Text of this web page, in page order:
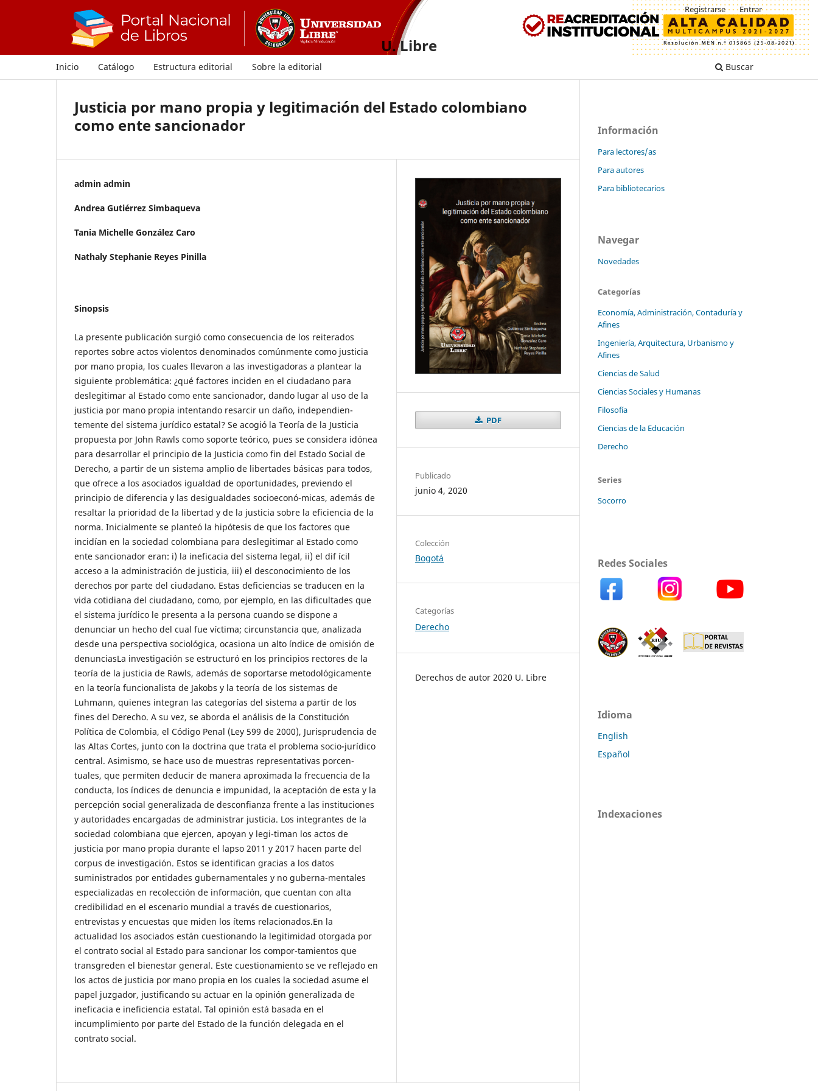
U. Libre
Inicio Catálogo Estructura editorial Sobre la editorial Buscar
Registrarse Entrar
Justicia por mano propia y legitimación del Estado colombiano
como ente sancionador
admin admin
Andrea Gutiérrez Simbaqueva
Tania Michelle González Caro
Nathaly Stephanie Reyes Pinilla
Sinopsis
La presente publicación surgió como consecuencia de los reiterados
reportes sobre actos violentos denominados comúnmente como justicia
por mano propia, los cuales llevaron a las investigadoras a plantear la
siguiente problemática: ¿qué factores inciden en el ciudadano para
deslegitimar al Estado como ente sancionador, dando lugar al uso de la
justicia por mano propia intentando resarcir un daño, independien-
temente del sistema jurídico estatal? Se acogió la Teoría de la Justicia
propuesta por John Rawls como soporte teórico, pues se considera idónea
para desarrollar el principio de la Justicia como fin del Estado Social de
Derecho, a partir de un sistema amplio de libertades básicas para todos,
que ofrece a los asociados igualdad de oportunidades, previendo el
principio de diferencia y las desigualdades socioeconó-micas, además de
resaltar la prioridad de la libertad y de la justicia sobre la eficiencia de la
norma. Inicialmente se planteó la hipótesis de que los factores que
incidían en la sociedad colombiana para deslegitimar al Estado como
ente sancionador eran: i) la ineficacia del sistema legal, ii) el dif ícil
acceso a la administración de justicia, iii) el desconocimiento de los
derechos por parte del ciudadano. Estas deficiencias se traducen en la
vida cotidiana del ciudadano, como, por ejemplo, en las dificultades que
el sistema jurídico le presenta a la persona cuando se dispone a
denunciar un hecho del cual fue víctima; circunstancia que, analizada
desde una perspectiva sociológica, ocasiona un alto índice de omisión de
denunciasLa investigación se estructuró en los principios rectores de la
teoría de la justicia de Rawls, además de soportarse metodológicamente
en la teoría funcionalista de Jakobs y la teoría de los sistemas de
Luhmann, quienes integran las categorías del sistema a partir de los
fines del Derecho. A su vez, se aborda el análisis de la Constitución
Política de Colombia, el Código Penal (Ley 599 de 2000), Jurisprudencia de
las Altas Cortes, junto con la doctrina que trata el problema socio-jurídico
central. Asimismo, se hace uso de muestras representativas porcen-
tuales, que permiten deducir de manera aproximada la frecuencia de la
conducta, los índices de denuncia e impunidad, la aceptación de esta y la
percepción social generalizada de desconfianza frente a las instituciones
y autoridades encargadas de administrar justicia. Los integrantes de la
sociedad colombiana que ejercen, apoyan y legi-timan los actos de
justicia por mano propia durante el lapso 2011 y 2017 hacen parte del
corpus de investigación. Estos se identifican gracias a los datos
suministrados por entidades gubernamentales y no guberna-mentales
especializadas en recolección de información, que cuentan con alta
credibilidad en el escenario mundial a través de cuestionarios,
entrevistas y encuestas que miden los ítems relacionados.En la
actualidad los asociados están cuestionando la legitimidad otorgada por
el contrato social al Estado para sancionar los compor-tamientos que
transgreden el bienestar general. Este cuestionamiento se ve reflejado en
los actos de justicia por mano propia en los cuales la sociedad asume el
papel juzgador, justificando su actuar en la opinión generalizada de
ineficacia e ineficiencia estatal. Tal opinión está basada en el
incumplimiento por parte del Estado de la función delegada en el
contrato social.
PDF
Publicado
junio 4, 2020
Colección
Bogotá
Categorías
Derecho
Derechos de autor 2020 U. Libre
Información
Para lectores/as
Para autores
Para bibliotecarios
Navegar
Novedades
Categorías
Economía, Administración, Contaduría y
Afines
Ingeniería, Arquitectura, Urbanismo y
Afines
Ciencias de Salud
Ciencias Sociales y Humanas
Filosofía
Ciencias de la Educación
Derecho
Series
Socorro
Redes Sociales
Idioma
English
Español
Indexaciones